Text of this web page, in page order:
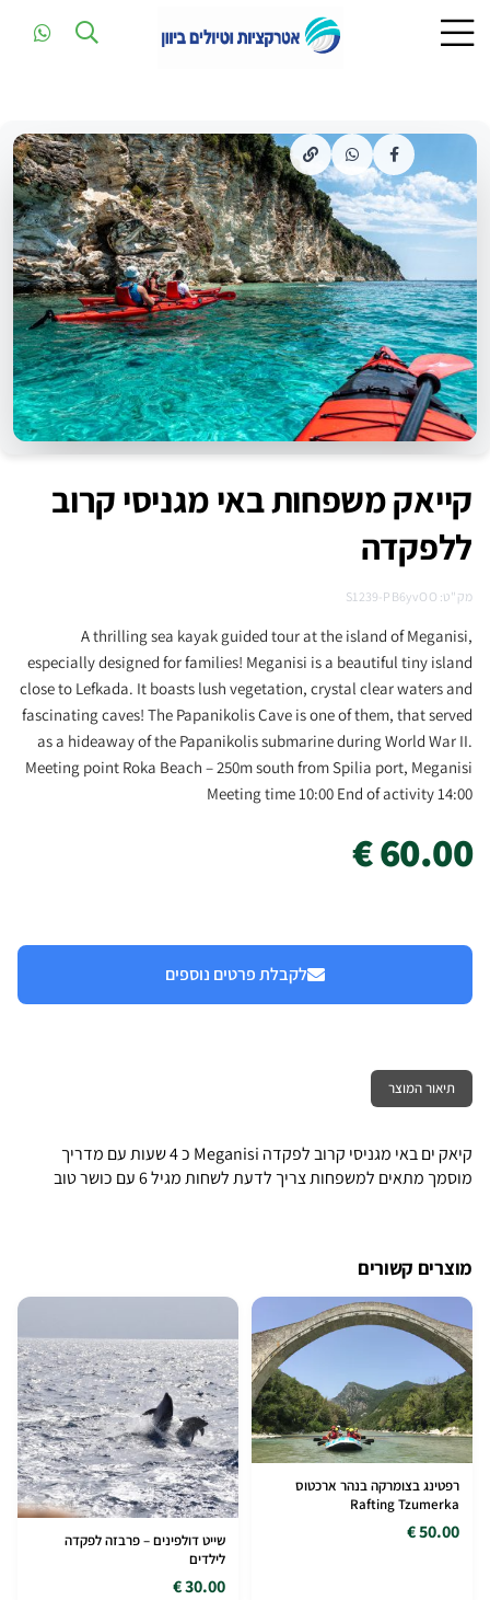
קייאק משפחות באי מגניסי קרוב
ללפקדה
מק"ט: S1239-PB6yvOO
A thrilling sea kayak guided tour at the island of Meganisi,
especially designed for families! Meganisi is a beautiful tiny island
close to Lefkada. It boasts lush vegetation, crystal clear waters and
fascinating caves! The Papanikolis Cave is one of them, that served
as a hideaway of the Papanikolis submarine during World War II.
Meeting point Roka Beach – 250m south from Spilia port, Meganisi
Meeting time 10:00 End of activity 14:00
60.00 €
לקבלת פרטים נוספים
תיאור המוצר
קיאק ים באי מגניסי קרוב לפקדה Meganisi כ 4 שעות עם מדריך
מוסמך מתאים למשפחות צריך לדעת לשחות מגיל 6 עם כושר טוב
מוצרים קשורים
רפטינג בצומרקה בנהר ארכטוס
Rafting Tzumerka
50.00 €
שייט דולפינים – פרבזה לפקדה
לילדים
30.00 €